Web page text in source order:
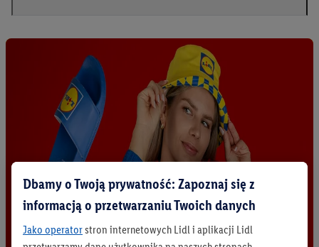
Dbamy o Twoją prywatność: Zapoznaj się z
informacją o przetwarzaniu Twoich danych
Jako operatorstron internetowych Lidl i aplikacji Lidl